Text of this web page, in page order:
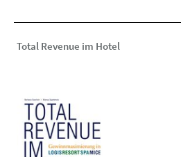
Total Revenue im Hotel